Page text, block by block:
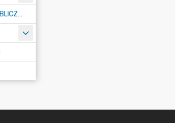
UDOSTĘPNIENIE INFORMACJI PUBLICZNEJ